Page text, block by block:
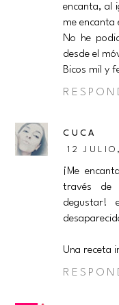
encanta, al
me
No he
desde el
Bicos mil y
CUCA
12
¡Me
través de
degustar!
Una receta